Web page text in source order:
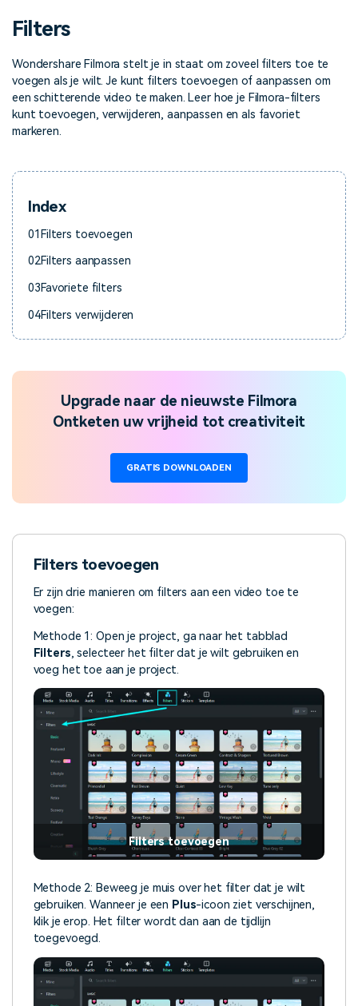
Overzicht
Video
centrum
Alle producten bekijken
Overdracht van telefoon naar telefoon.
App voor ouderlijk toezicht.
Alle producten bekijken
DIY-speciale effecten
een professional
Gemeenschap
Aanbevolen inhoud
Onze missie, geschiedenis en
klanten
Klantverhalen
Ontdek hoe onze klanten
succes boeken
Affiliateprogramma
Ontgrendel partnerschap op
Filters
Wondershare Filmora stelt je in staat om zoveel filters toe te
voegen als je wilt. Je kunt filters toevoegen of aanpassen om
een schitterende video te maken. Leer hoe je Filmora-filters
kunt toevoegen, verwijderen, aanpassen en als favoriet
markeren.
Index
01 Filters toevoegen
02Filters aanpassen
03Favoriete filters
04Filters verwijderen
Upgrade naar de nieuwste Filmora
Ontketen uw vrijheid tot creativiteit
GRATIS DOWNLOADEN
Filters toevoegen
Er zijn drie manieren om filters aan een video toe te
voegen:
Methode 1: Open je project, ga naar het tabblad
Filters, selecteer het filter dat je wilt gebruiken en
voeg het toe aan je project.
Filters toevoegen
Methode 2: Beweeg je muis over het filter dat je wilt
gebruiken. Wanneer je een Plus-icoon ziet verschijnen,
klik je erop. Het filter wordt dan aan de tijdlijn
toegevoegd.